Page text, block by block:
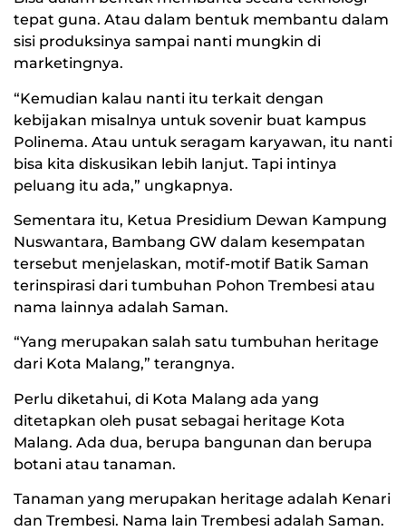
tepat guna. Atau dalam bentuk membantu dalam
sisi produksinya sampai nanti mungkin di
marketingnya.
“Kemudian kalau nanti itu terkait dengan
kebijakan misalnya untuk sovenir buat kampus
Polinema. Atau untuk seragam karyawan, itu nanti
bisa kita diskusikan lebih lanjut. Tapi intinya
peluang itu ada,” ungkapnya.
Sementara itu, Ketua Presidium Dewan Kampung
Nuswantara, Bambang GW dalam kesempatan
tersebut menjelaskan, motif-motif Batik Saman
terinspirasi dari tumbuhan Pohon Trembesi atau
nama lainnya adalah Saman.
“Yang merupakan salah satu tumbuhan heritage
dari Kota Malang,” terangnya.
Perlu diketahui, di Kota Malang ada yang
ditetapkan oleh pusat sebagai heritage Kota
Malang. Ada dua, berupa bangunan dan berupa
botani atau tanaman.
Tanaman yang merupakan heritage adalah Kenari
dan Trembesi. Nama lain Trembesi adalah Saman.